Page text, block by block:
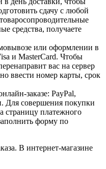
сдачу с любой
средства, получаете
или оформлении в
и MasterCard. Чтобы
вас на сервер
ввести номер карты, срок
заказе: PayPal,
Для совершения покупки
страницу платежного
форму по
В интернет-магазине